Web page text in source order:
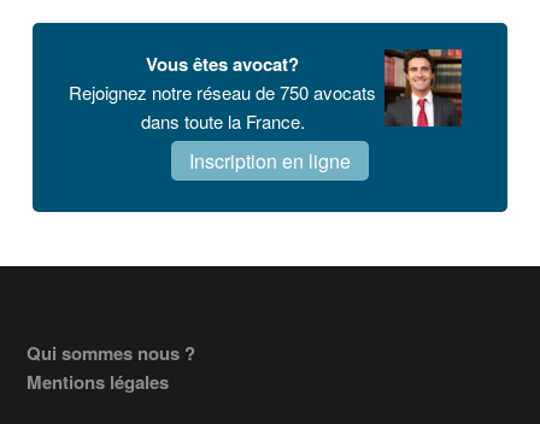
Vous êtes avocat?
Rejoignez notre réseau de 750 avocats
dans toute la France.
Inscription en ligne
Footer
Qui sommes nous ?
Mentions légales